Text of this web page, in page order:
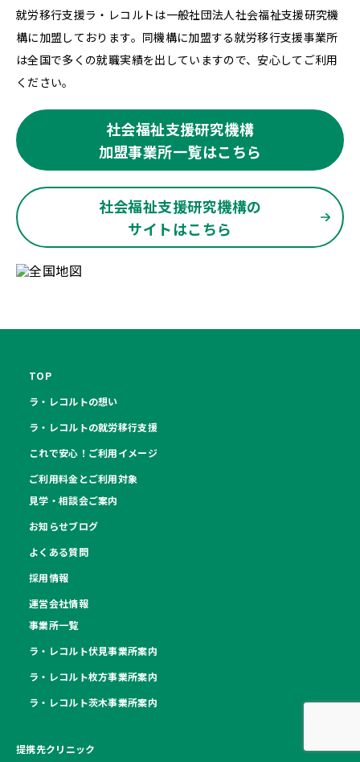
就労移行支援ラ・レコルトは一般社団法人社会福祉支援研究機
構に加盟しております。同機構に加盟する就労移行支援事業所
は全国で多くの就職実績を出していますので、安心してご利用
ください。
社会福祉支援研究機構
加盟事業所一覧はこちら
社会福祉支援研究機構の
サイトはこちら
TOP
ラ・レコルトの想い
ラ・レコルトの就労移行支援
これで安心！ご利用イメージ
ご利用料金とご利用対象
見学・相談会ご案内
お知らせブログ
よくある質問
採用情報
運営会社情報
事業所一覧
ラ・レコルト伏見事業所案内
ラ・レコルト枚方事業所案内
ラ・レコルト茨木事業所案内
提携先クリニック